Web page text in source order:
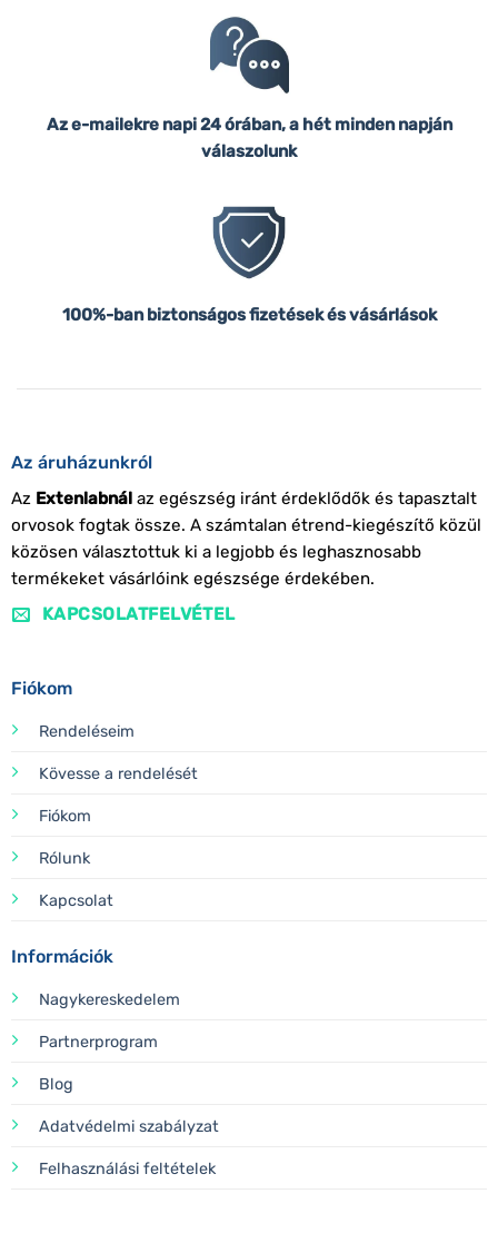
Az e-mailekre napi 24 órában, a hét minden napján
válaszolunk
100%-ban biztonságos fizetések és vásárlások
Az áruházunkról
Az Extenlabnálaz egészség iránt érdeklődők és tapasztalt
orvosok fogtak össze. A számtalan étrend-kiegészítő közül
közösen választottuk ki a legjobb és leghasznosabb
termékeket vásárlóink egészsége érdekében.
KAPCSOLATFELVÉTEL
Fiókom
Rendeléseim
Kövesse a rendelését
Fiókom
Rólunk
Kapcsolat
Információk
Nagykereskedelem
Partnerprogram
Blog
Adatvédelmi szabályzat
Felhasználási feltételek